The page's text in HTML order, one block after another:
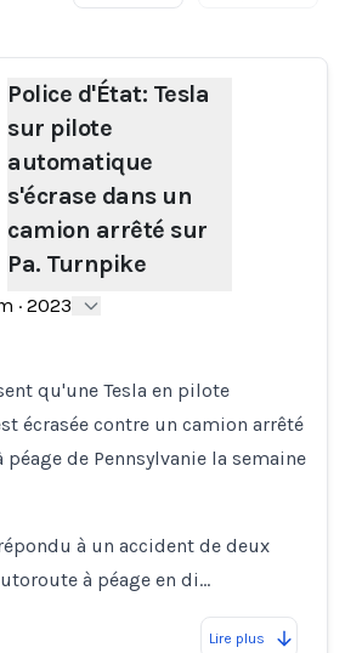
Police d'État: Tesla
sur pilote
automatique
s'écrase dans un
camion arrêté sur
Pa. Turnpike
· 2023
qu'une Tesla en pilote
écrasée contre un camion arrêté
de Pennsylvanie la semaine
à un accident de deux
à péage en di…
Lire plus